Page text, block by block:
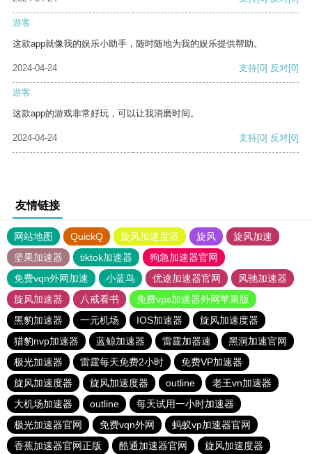
游客
这款app就像我的娱乐小助手，随时随地为我的娱乐提供帮助。
2024-04-24 支持[0] 反对[0]
游客
这款app的游戏非常好玩，可以让我消磨时间。
2024-04-24 支持[0] 反对[0]
友情链接
网站地图 QuickQ 旋风加速度器 旋风
旋风加速
坚果加速器
tiktok加速器
狗急加速器官网
免费vqn外网加速
小蓝鸟 优途加速器官网
风驰加速器
旋风加速器
八戒看书
免费vps加速器外网苹果版
黑豹加速器
一元机场 IOS加速器
旋风加速度器
猎豹nvp加速器
蓝鲸加速器 雷霆加器速
黑洞加速官网
极光加速器
雷霆每天免费2小时
免费VP加速器
旋风加速度器
旋风加速度器 outline
老王vn加速器
大机场加速器
outline
每天试用一小时加速器
极光加速器官网
免费vqn外网
蚂蚁vp加速器官网
香蕉加速器官网正版
酷通加速器官网 旋风加速度器